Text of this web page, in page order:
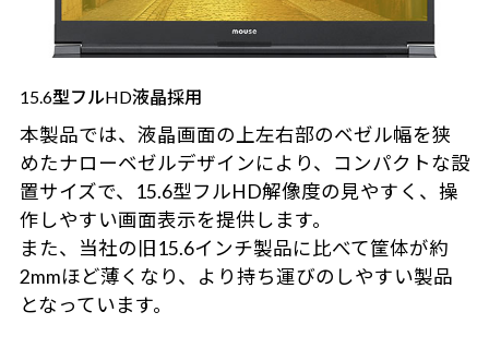
15.6型フルHD液晶採用
本製品では、液晶画面の上左右部のベゼル幅を狭
めたナローベゼルデザインにより、コンパクトな設
置サイズで、15.6型フルHD解像度の見やすく、操
作しやすい画面表示を提供します。
また、当社の旧15.6インチ製品に比べて筐体が約
2mmほど薄くなり、より持ち運びのしやすい製品
となっています。